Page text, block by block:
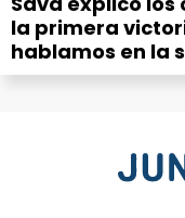
la primera
hablamos en la